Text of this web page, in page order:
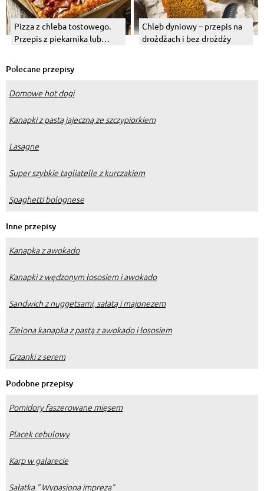
Pizza z chleba tostowego.
Przepis z piekarnika lub
Chleb dyniowy – przepis na
drożdżach i bez drożdży
Polecane przepisy
Domowe hot dogi
Kanapki z pastą jajeczną ze szczypiorkiem
Lasagne
Super szybkie tagliatelle z kurczakiem
Spaghetti bolognese
Inne przepisy
Kanapka z awokado
Kanapki z wędzonym łososiem i awokado
Sandwich z nuggetsami, sałatą i majonezem
Zielona kanapka z pastą z awokado i łososiem
Grzanki z serem
Podobne przepisy
Pomidory faszerowane mięsem
Placek cebulowy
Karp w galarecie
Sałatka " Wypasiona impreza"